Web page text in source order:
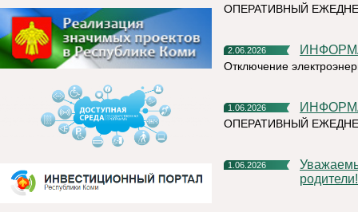
ОПЕРАТИВНЫЙ
2.06.2026
Отключение
1.06.2026
ОПЕРАТИВНЫЙ
1.06.2026
Уважаемые жители Княжпогостского округа! Дорогие ребята и
родители!